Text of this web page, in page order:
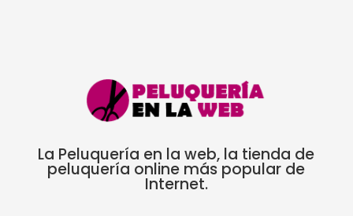
La Peluquería en la web, la tienda de
peluquería online más popular de
Internet.